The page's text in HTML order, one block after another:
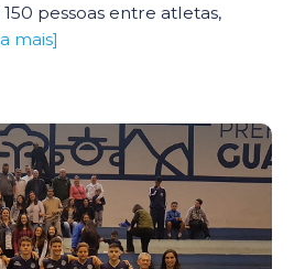
pessoas entre atletas,
mais]